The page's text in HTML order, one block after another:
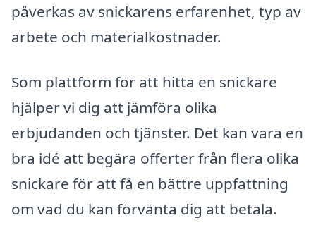
påverkas av snickarens erfarenhet, typ av
arbete och materialkostnader.
Som plattform för att hitta en snickare
hjälper vi dig att jämföra olika
erbjudanden och tjänster. Det kan vara en
bra idé att begära offerter från flera olika
snickare för att få en bättre uppfattning
om vad du kan förvänta dig att betala.